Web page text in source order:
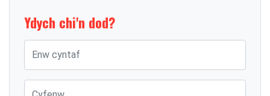
Ydych chi'n dod?